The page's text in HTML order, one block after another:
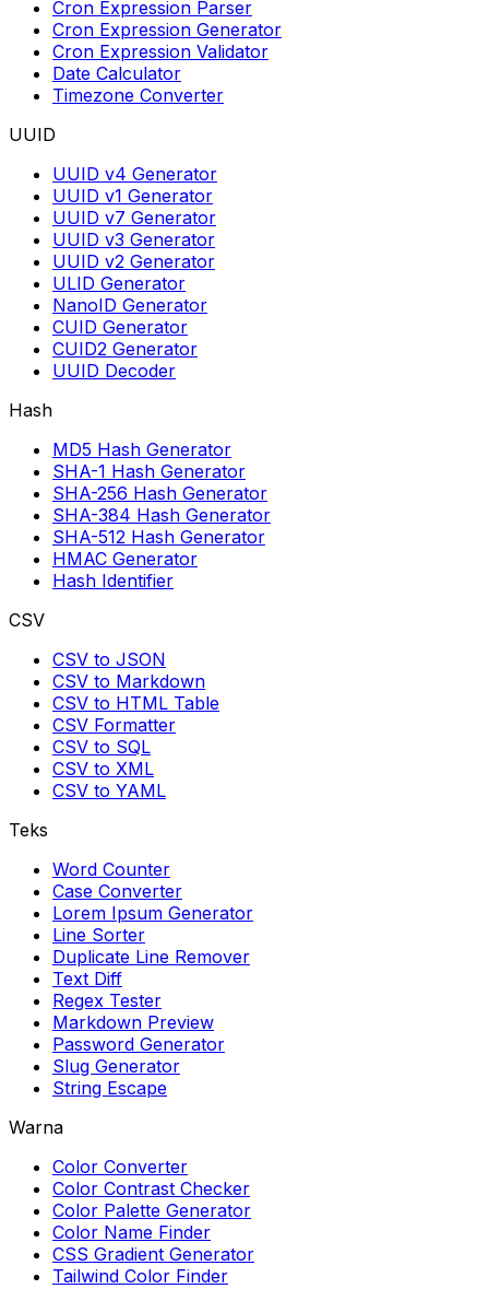
Cron Expression Parser
Cron Expression Generator
Cron Expression Validator
Date Calculator
Timezone Converter
UUID
UUID v4 Generator
UUID v1 Generator
UUID v7 Generator
UUID v3 Generator
UUID v2 Generator
ULID Generator
NanoID Generator
CUID Generator
CUID2 Generator
UUID Decoder
Hash
MD5 Hash Generator
SHA-1 Hash Generator
SHA-256 Hash Generator
SHA-384 Hash Generator
SHA-512 Hash Generator
HMAC Generator
Hash Identifier
CSV
CSV to JSON
CSV to Markdown
CSV to HTML Table
CSV Formatter
CSV to SQL
CSV to XML
CSV to YAML
Teks
Word Counter
Case Converter
Lorem Ipsum Generator
Line Sorter
Duplicate Line Remover
Text Diff
Regex Tester
Markdown Preview
Password Generator
Slug Generator
String Escape
Warna
Color Converter
Color Contrast Checker
Color Palette Generator
Color Name Finder
CSS Gradient Generator
Tailwind Color Finder